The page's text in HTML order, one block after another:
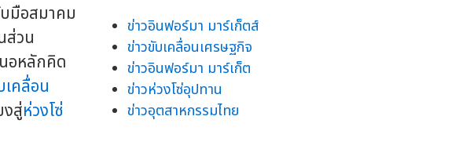
มือสมาคม
ส่วน
อหลักคิด
เคลื่อน
งสู่ห่วงโซ่
ข่าวอินฟอร์มา มาร์เก็ตส์
ข่าวขับเคลื่อนเศรษฐกิจ
ข่าวอินฟอร์มา มาร์เก็ต
ข่าวห่วงโซ่อุปทาน
ข่าวอุตสาหกรรมไทย